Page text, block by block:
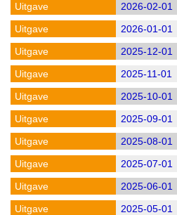
2026-02-01
2026-01-01
2025-12-01
2025-11-01
2025-10-01
2025-09-01
2025-08-01
2025-07-01
2025-06-01
2025-05-01